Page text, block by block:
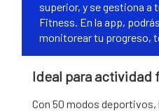
superior, y se gestiona a
Fitness. En la app,
monitorear tu progreso,
Ideal para actividad
Con 50 modos deportivos,